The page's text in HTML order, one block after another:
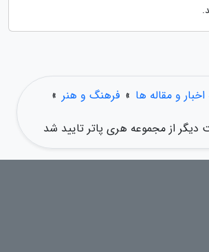
و مقاله ها » فرهنگ و هنر »
از مجموعه هری پاتر تایید شد